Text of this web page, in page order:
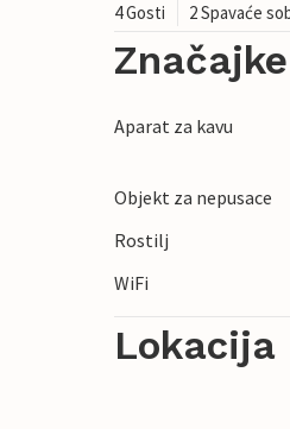
4 Gosti 2 Spavaće
Značajke
Aparat za kavu
Objekt za nepusace
Rostilj
WiFi
Lokacija